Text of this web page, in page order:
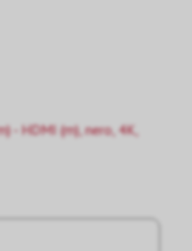
- HDMI (m), nero, 4K,